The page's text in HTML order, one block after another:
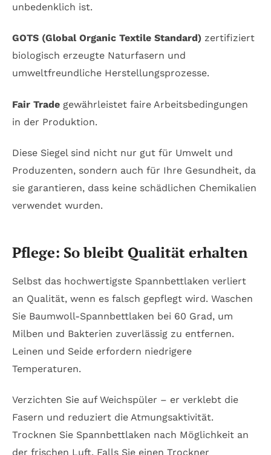
unbedenklich ist.
GOTS (Global Organic Textile Standard) zertifiziert
biologisch erzeugte Naturfasern und
umweltfreundliche Herstellungsprozesse.
Fair Trade gewährleistet faire Arbeitsbedingungen
in der Produktion.
Diese Siegel sind nicht nur gut für Umwelt und
Produzenten, sondern auch für Ihre Gesundheit, da
sie garantieren, dass keine schädlichen Chemikalien
verwendet wurden.
Pflege: So bleibt Qualität erhalten
Selbst das hochwertigste Spannbettlaken verliert
an Qualität, wenn es falsch gepflegt wird. Waschen
Sie Baumwoll-Spannbettlaken bei 60 Grad, um
Milben und Bakterien zuverlässig zu entfernen.
Leinen und Seide erfordern niedrigere
Temperaturen.
Verzichten Sie auf Weichspüler – er verklebt die
Fasern und reduziert die Atmungsaktivität.
Trocknen Sie Spannbettlaken nach Möglichkeit an
der frischen Luft. Falls Sie einen Trockner